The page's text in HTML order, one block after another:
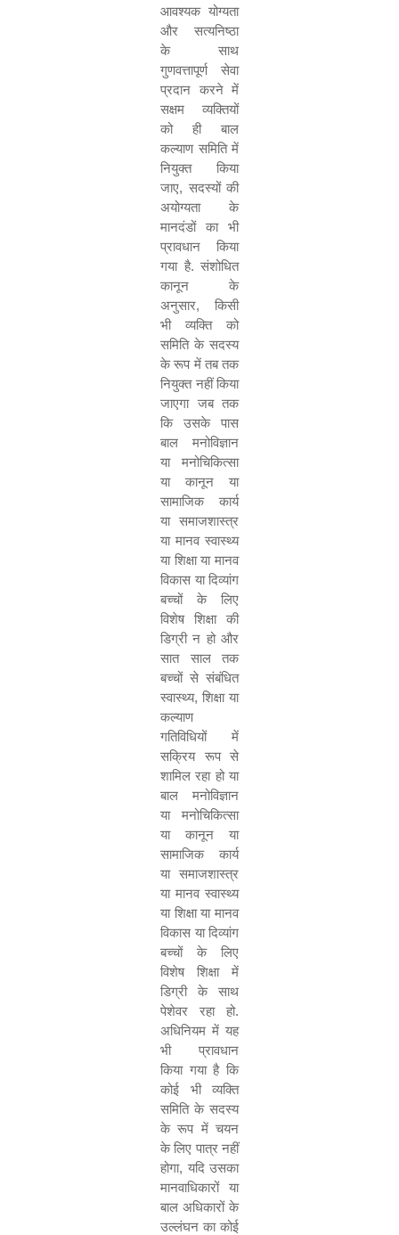
आवश्यक योग्यता
और सत्यनिष्ठा
के साथ
गुणवत्तापूर्ण सेवा
प्रदान करने में
सक्षम व्यक्तियों
को ही बाल
कल्याण समिति में
नियुक्त किया
जाए, सदस्यों की
अयोग्यता के
मानदंडों का भी
प्रावधान किया
गया है. संशोधित
कानून के
अनुसार, किसी
भी व्यक्ति को
समिति के सदस्य
के रूप में तब तक
नियुक्त नहीं किया
जाएगा जब तक
कि उसके पास
बाल मनोविज्ञान
या मनोचिकित्सा
या कानून या
सामाजिक कार्य
या समाजशास्त्र
या मानव स्वास्थ्य
या शिक्षा या मानव
विकास या दिव्यांग
बच्चों के लिए
विशेष शिक्षा की
डिग्री न हो और
सात साल तक
बच्चों से संबंधित
स्वास्थ्य, शिक्षा या
कल्याण
गतिविधियों में
सक्रिय रूप से
शामिल रहा हो या
बाल मनोविज्ञान
या मनोचिकित्सा
या कानून या
सामाजिक कार्य
या समाजशास्त्र
या मानव स्वास्थ्य
या शिक्षा या मानव
विकास या दिव्यांग
बच्चों के लिए
विशेष शिक्षा में
डिग्री के साथ
पेशेवर रहा हो.
अधिनियम में यह
भी प्रावधान
किया गया है कि
कोई भी व्यक्ति
समिति के सदस्य
के रूप में चयन
के लिए पात्र नहीं
होगा, यदि उसका
मानवाधिकारों या
बाल अधिकारों के
उल्लंघन का कोई